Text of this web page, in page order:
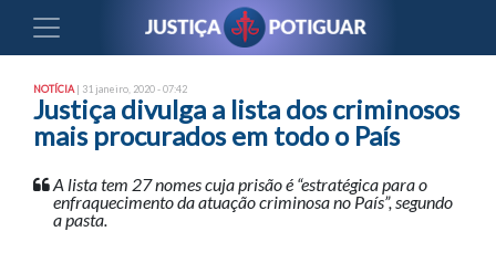
NOTÍCIA | 31 janeiro, 2020 - 07:42
Justiça divulga a lista dos criminosos
mais procurados em todo o País
A lista tem 27 nomes cuja prisão é “estratégica para o
enfraquecimento da atuação criminosa no País”, segundo
a pasta.